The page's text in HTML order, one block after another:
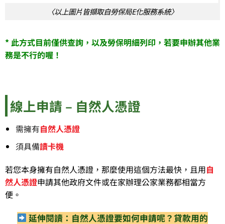
〈以上圖片皆擷取自勞保局E化服務系統〉
* 此方式目前僅供查詢，以及勞保明細列印，若要申辦其他業
務是不行的喔！
線上申請 – 自然人憑證
需擁有自然人憑證
須具備讀卡機
若您本身擁有自然人憑證，那麼使用這個方法最快，且用自
然人憑證申請其他政府文件或在家辦理公家業務都相當方
便。
延伸閱讀：自然人憑證要如何申請呢？貸款用的